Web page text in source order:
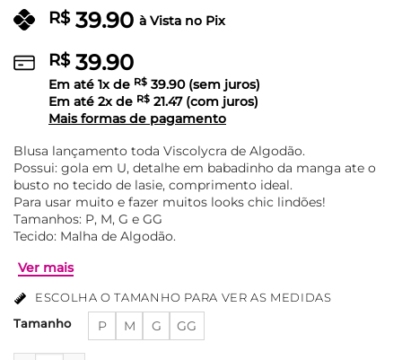
R$39.90 à Vista no Pix
R$39.90
Em até 1x de R$ 39.90(sem juros)
Em até 2x de R$ 21.47(com juros)
Mais formas de pagamento
Blusa lançamento toda Viscolycra de Algodão.
Possui: gola em U, detalhe em babadinho da manga ate o
busto no tecido de lasie, comprimento ideal.
Para usar muito e fazer muitos looks chic lindões!
Tamanhos: P, M, G e GG
Tecido: Malha de Algodão.
ESCOLHA O TAMANHO PARA VER AS MEDIDAS
Tamanho P M G GG